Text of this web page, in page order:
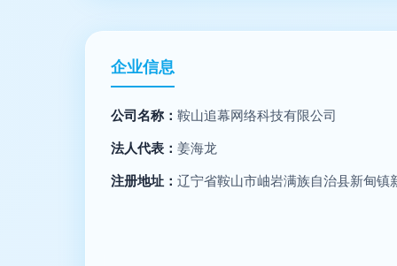
企业信息
公司名称： 鞍山追幕网络科技有限公司
法人代表： 姜海龙
注册地址： 辽宁省鞍山市岫岩满族自治县新甸镇